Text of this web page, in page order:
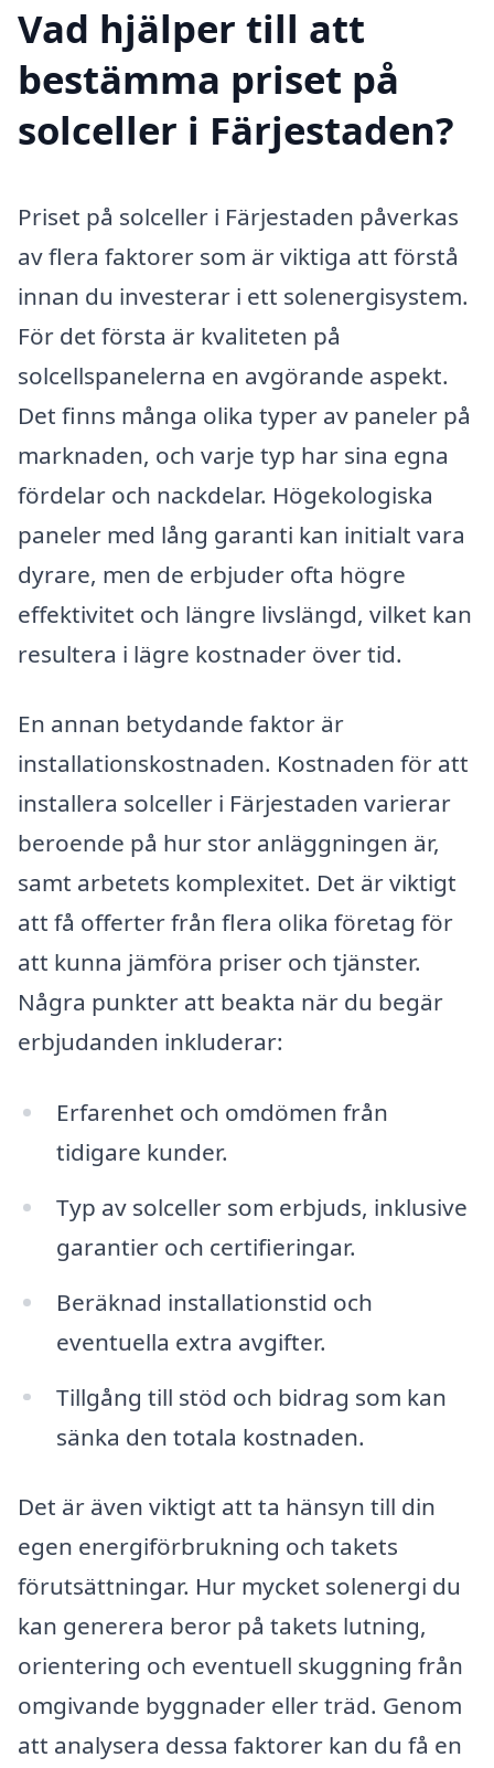
Vad hjälper till att
bestämma priset på
solceller i Färjestaden?
Priset på solceller i Färjestaden påverkas
av flera faktorer som är viktiga att förstå
innan du investerar i ett solenergisystem.
För det första är kvaliteten på
solcellspanelerna en avgörande aspekt.
Det finns många olika typer av paneler på
marknaden, och varje typ har sina egna
fördelar och nackdelar. Högekologiska
paneler med lång garanti kan initialt vara
dyrare, men de erbjuder ofta högre
effektivitet och längre livslängd, vilket kan
resultera i lägre kostnader över tid.
En annan betydande faktor är
installationskostnaden. Kostnaden för att
installera solceller i Färjestaden varierar
beroende på hur stor anläggningen är,
samt arbetets komplexitet. Det är viktigt
att få offerter från flera olika företag för
att kunna jämföra priser och tjänster.
Några punkter att beakta när du begär
erbjudanden inkluderar:
Erfarenhet och omdömen från
tidigare kunder.
Typ av solceller som erbjuds, inklusive
garantier och certifieringar.
Beräknad installationstid och
eventuella extra avgifter.
Tillgång till stöd och bidrag som kan
sänka den totala kostnaden.
Det är även viktigt att ta hänsyn till din
egen energiförbrukning och takets
förutsättningar. Hur mycket solenergi du
kan generera beror på takets lutning,
orientering och eventuell skuggning från
omgivande byggnader eller träd. Genom
att analysera dessa faktorer kan du få en